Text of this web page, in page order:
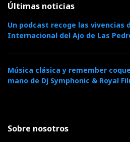
Últimas noticias
Un podcast recoge las vivencias
Internacional del Ajo de Las
Música clásica y remember
mano de Dj Symphonic & Royal
Sobre nosotros